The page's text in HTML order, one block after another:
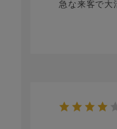
急な来客で大